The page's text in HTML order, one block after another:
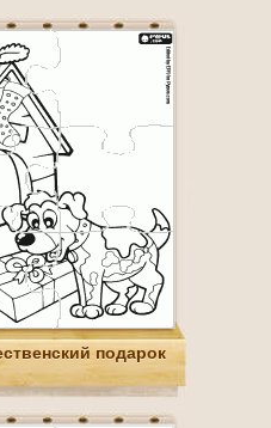
подарок